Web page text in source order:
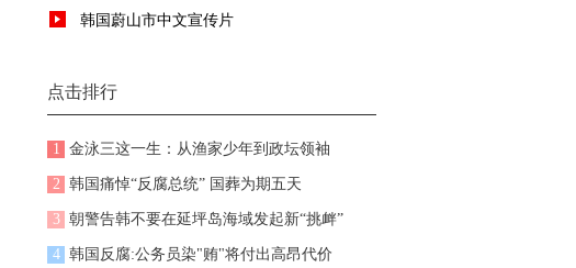
韩国蔚山市中文宣传片
点击排行
1 金泳三这一生：从渔家少年到政坛领袖
2 韩国痛悼“反腐总统” 国葬为期五天
3 朝警告韩不要在延坪岛海域发起新“挑衅”
4 韩国反腐:公务员染"贿"将付出高昂代价